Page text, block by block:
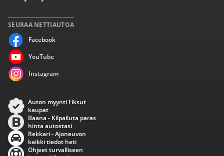
SEURAA NETTIAUTOA
Facebook
YouTube
Instagram
Auton myynti Fiksut
kaupat
Baana - Kilpailuta paras
hinta autostasi
Rekkari - Ajoneuvon
kaikki tiedot heti
Ohjeet turvalliseen